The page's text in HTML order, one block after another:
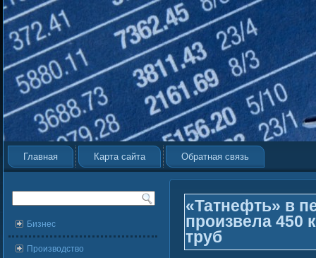
Главная Карта сайта Обратная связь
Бизнес
Производство
«Татнефть» в
произвела 450
труб